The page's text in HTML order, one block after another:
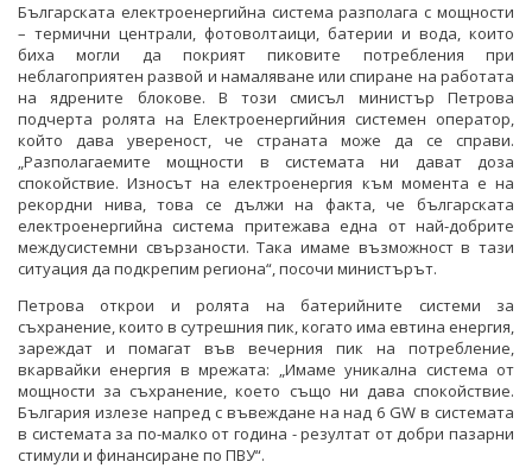
Българската електроенергийна система разполага с мощности
– термични централи, фотоволтаици, батерии и вода, които
биха могли да покрият пиковите потребления при
неблагоприятен развой и намаляване или спиране на работата
на ядрените блокове. В този смисъл министър Петрова
подчерта ролята на Електроенергийния системен оператор,
който дава увереност, че страната може да се справи.
„Разполагаемите мощности в системата ни дават доза
спокойствие. Износът на електроенергия към момента е на
рекордни нива, това се дължи на факта, че българската
електроенергийна система притежава една от най-добрите
междусистемни свързаности. Така имаме възможност в тази
ситуация да подкрепим региона“, посочи министърът.
Петрова открои и ролята на батерийните системи за
съхранение, които в сутрешния пик, когато има евтина енергия,
зареждат и помагат във вечерния пик на потребление,
вкарвайки енергия в мрежата: „Имаме уникална система от
мощности за съхранение, което също ни дава спокойствие.
България излезе напред с въвеждане на над 6 GW в системата
в системата за по-малко от година - резултат от добри пазарни
стимули и финансиране по ПВУ“.